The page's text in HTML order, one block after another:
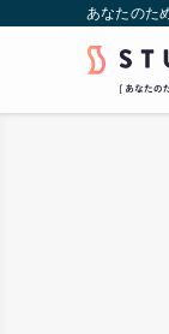
あなたのた